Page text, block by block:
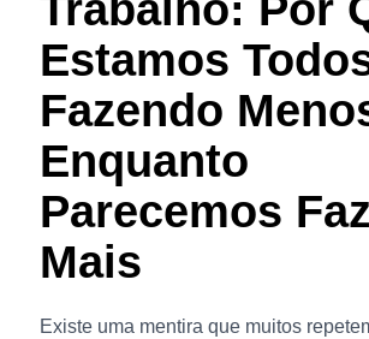
Trabalho: Por
Estamos
Fazendo
Enquanto
Parecemos
Mais
Existe uma mentira que muitos